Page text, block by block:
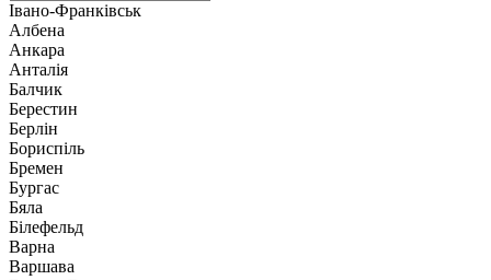
Івано-Франківськ
Албена
Анкара
Анталія
Балчик
Берестин
Берлін
Бориспіль
Бремен
Бургас
Бяла
Білефельд
Варна
Варшава